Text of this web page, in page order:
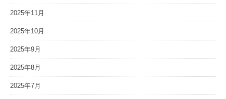
2025年11月
2025年10月
2025年9月
2025年8月
2025年7月